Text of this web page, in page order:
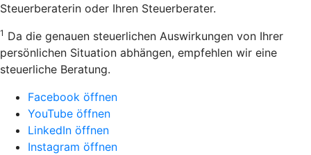
Steuerberaterin oder Ihren Steuerberater.
1 Da die genauen steuerlichen Auswirkungen von Ihrer
persönlichen Situation abhängen, empfehlen wir eine
steuerliche Beratung.
Facebook öffnen
YouTube öffnen
LinkedIn öffnen
Instagram öffnen